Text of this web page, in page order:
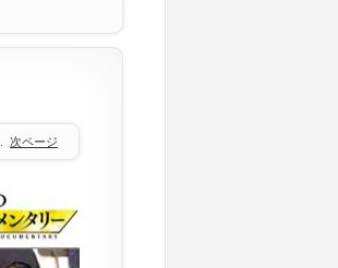
次ページ